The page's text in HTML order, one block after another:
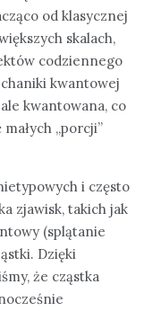
od klasycznej
skalach,
codziennego
kwantowej
kwantowana, co
„porcji”
i często
zjawisk, takich jak
(splątanie
Dzięki
że cząstka